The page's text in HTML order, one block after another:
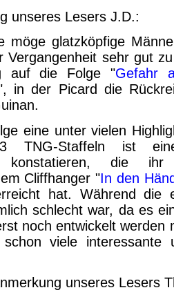
unseres Lesers J.D.:
möge glatzköpfige
Vergangenheit sehr gut
auf die Folge "Gefahr
in der Picard die
eine unter vielen
TNG-Staffeln ist
konstatieren, die ihr
Cliffhanger "In den
hat. Während die
schlecht war, da es
noch entwickelt werden
viele interessante
unseres Lesers